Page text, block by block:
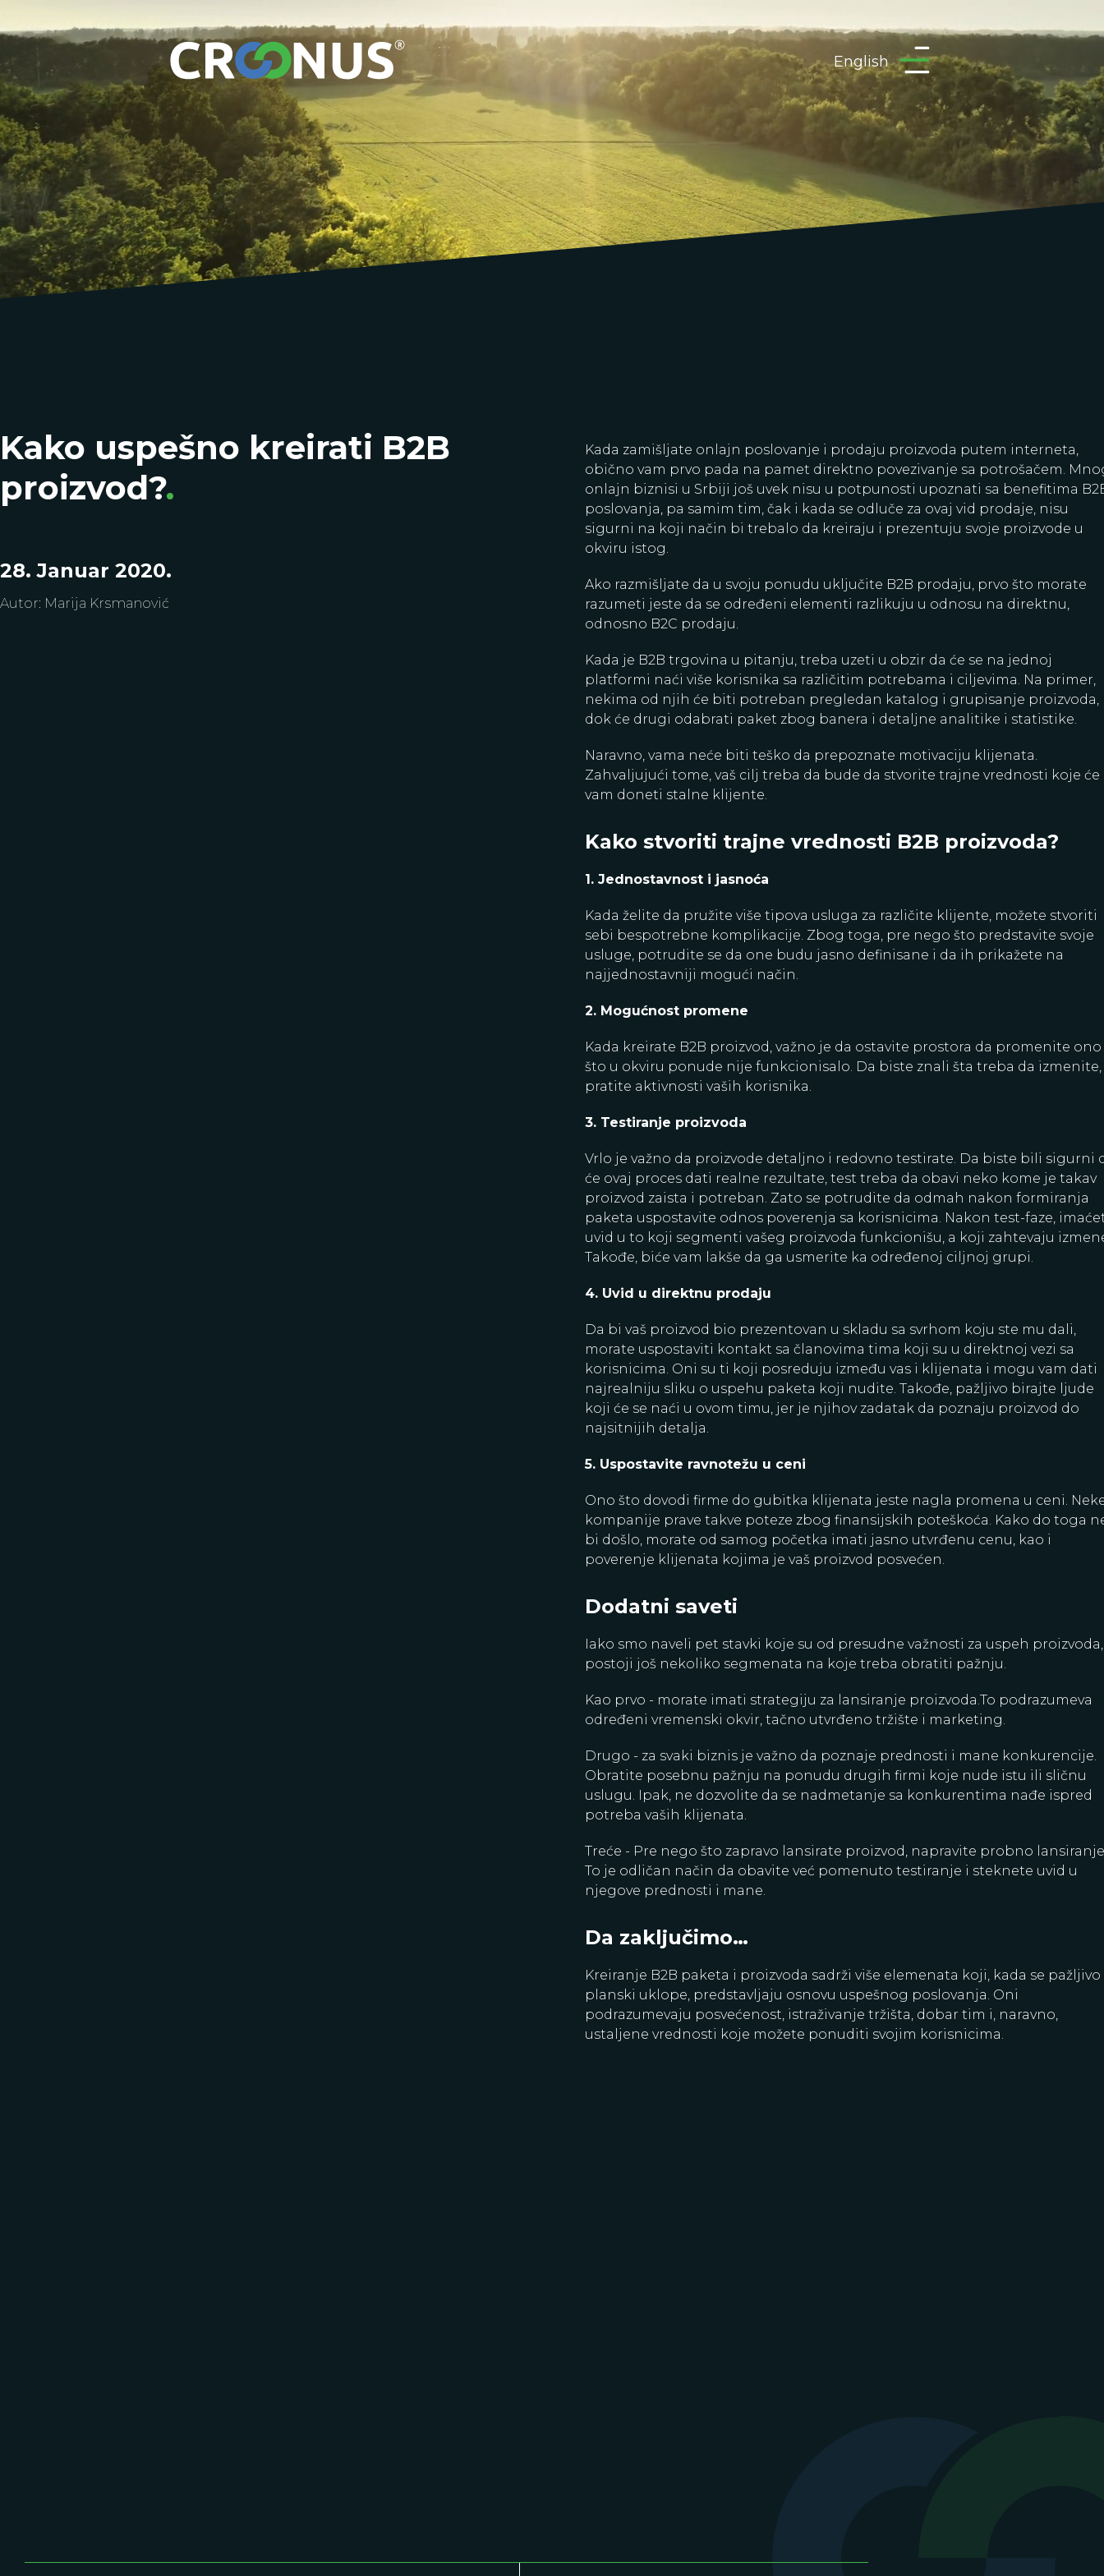
English
Podrška
info@croonus.com
Kralja Petra Prvog 30, Čačak, Srbija
Kako uspešno kreirati B2B
proizvod?.
28. Januar 2020.
Autor: Marija Krsmanović
Kada zamišljate onlajn poslovanje i prodaju proizvoda putem interneta,
obično vam prvo pada na pamet direktno povezivanje sa potrošačem.
onlajn biznisi u Srbiji još uvek nisu u potpunosti upoznati sa benefitima
poslovanja, pa samim tim, čak i kada se odluče za ovaj vid prodaje, nisu
sigurni na koji način bi trebalo da kreiraju i prezentuju svoje proizvode u
okviru istog.
Ako razmišljate da u svoju ponudu uključite B2B prodaju, prvo što morate
razumeti jeste da se određeni elementi razlikuju u odnosu na direktnu,
odnosno B2C prodaju.
Kada je B2B trgovina u pitanju, treba uzeti u obzir da će se na jednoj
platformi naći više korisnika sa različitim potrebama i ciljevima. Na primer,
nekima od njih će biti potreban pregledan katalog i grupisanje proizvoda,
dok će drugi odabrati paket zbog banera i detaljne analitike i statistike.
Naravno, vama neće biti teško da prepoznate motivaciju klijenata.
Zahvaljujući tome, vaš cilj treba da bude da stvorite trajne vrednosti koje će
vam doneti stalne klijente.
Kako stvoriti trajne vrednosti B2B proizvoda?
1. Jednostavnost i jasnoća
Kada želite da pružite više tipova usluga za različite klijente, možete stvoriti
sebi bespotrebne komplikacije. Zbog toga, pre nego što predstavite svoje
usluge, potrudite se da one budu jasno definisane i da ih prikažete na
najjednostavniji mogući način.
2. Mogućnost promene
Kada kreirate B2B proizvod, važno je da ostavite prostora da promenite ono
što u okviru ponude nije funkcionisalo. Da biste znali šta treba da izmenite,
pratite aktivnosti vaših korisnika.
3. Testiranje proizvoda
Vrlo je važno da proizvode detaljno i redovno testirate. Da biste bili sigurni
će ovaj proces dati realne rezultate, test treba da obavi neko kome je takav
proizvod zaista i potreban. Zato se potrudite da odmah nakon formiranja
paketa uspostavite odnos poverenja sa korisnicima. Nakon test-faze,
uvid u to koji segmenti vašeg proizvoda funkcionišu, a koji zahtevaju
Takođe, biće vam lakše da ga usmerite ka određenoj ciljnoj grupi.
4. Uvid u direktnu prodaju
Da bi vaš proizvod bio prezentovan u skladu sa svrhom koju ste mu dali,
morate uspostaviti kontakt sa članovima tima koji su u direktnoj vezi sa
korisnicima. Oni su ti koji posreduju između vas i klijenata i mogu vam dati
najrealniju sliku o uspehu paketa koji nudite. Takođe, pažljivo birajte ljude
koji će se naći u ovom timu, jer je njihov zadatak da poznaju proizvod do
najsitnijih detalja.
5. Uspostavite ravnotežu u ceni
Ono što dovodi firme do gubitka klijenata jeste nagla promena u ceni.
kompanije prave takve poteze zbog finansijskih poteškoća. Kako do toga
bi došlo, morate od samog početka imati jasno utvrđenu cenu, kao i
poverenje klijenata kojima je vaš proizvod posvećen.
Dodatni saveti
Iako smo naveli pet stavki koje su od presudne važnosti za uspeh proizvoda,
postoji još nekoliko segmenata na koje treba obratiti pažnju.
Kao prvo - morate imati strategiju za lansiranje proizvoda.To podrazumeva
određeni vremenski okvir, tačno utvrđeno tržište i marketing.
Drugo - za svaki biznis je važno da poznaje prednosti i mane konkurencije.
Obratite posebnu pažnju na ponudu drugih firmi koje nude istu ili sličnu
uslugu. Ipak, ne dozvolite da se nadmetanje sa konkurentima nađe ispred
potreba vaših klijenata.
Treće - Pre nego što zapravo lansirate proizvod, napravite probno
To je odličan način da obavite već pomenuto testiranje i steknete uvid u
njegove prednosti i mane.
Da zaključimo…
Kreiranje B2B paketa i proizvoda sadrži više elemenata koji, kada se pažljivo
planski uklope, predstavljaju osnovu uspešnog poslovanja. Oni
podrazumevaju posvećenost, istraživanje tržišta, dobar tim i, naravno,
ustaljene vrednosti koje možete ponuditi svojim korisnicima.